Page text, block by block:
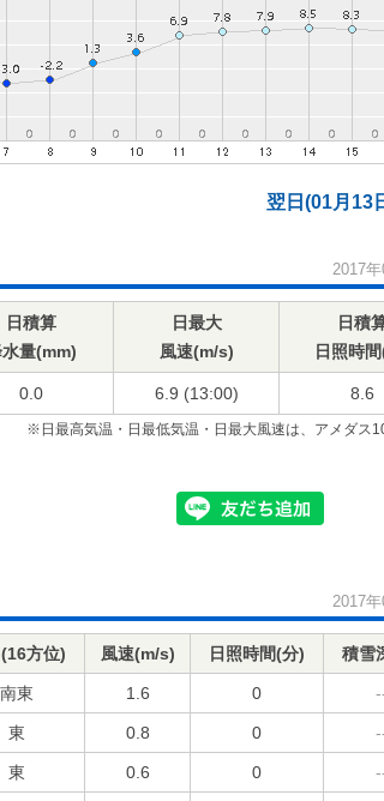
翌日(01月13
2017年
日積算
水量(mm)
日最大
風速(m/s)
日積
日照時
0.0 6.9 (13:00) 8.6
※日最高気温・日最低気温・日最大風速は、アメダス
2017年
方位) 風速(m/s) 日照時間(分) 積雪
南東 1.6 0
東 0.8 0
東 0.6 0